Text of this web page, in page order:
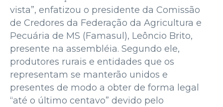
vista”, enfatizou o presidente da Comissão
de Credores da Federação da Agricultura e
Pecuária de MS (Famasul), Leôncio Brito,
presente na assembléia. Segundo ele,
produtores rurais e entidades que os
representam se manterão unidos e
presentes de modo a obter de forma legal
“até o último centavo” devido pelo